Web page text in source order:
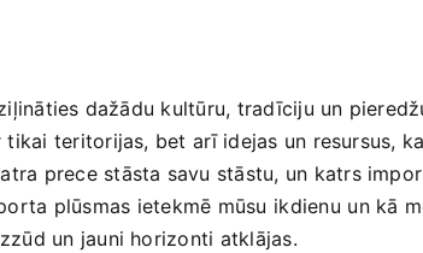
dažādu kultūru, ‌tradīciju un
teritorijas, bet⁤ arī idejas ‍un resursus,⁢
‌prece ‌stāsta savu stāstu,‌ un ​katrs
plūsmas ⁢ietekmē mūsu ⁤ikdienu⁣ un ⁢kā
un jauni horizonti atklājas.